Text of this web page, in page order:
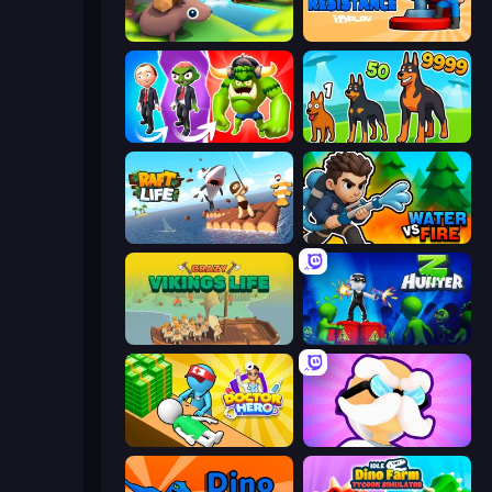
Beaver Builder Human Resistance
Infection Town of Zombies Dogs vs Aliens
Raft Life Water vs Fire
Crazy Vikings Life Z Hunter
Doctor Hero Mutant Idle